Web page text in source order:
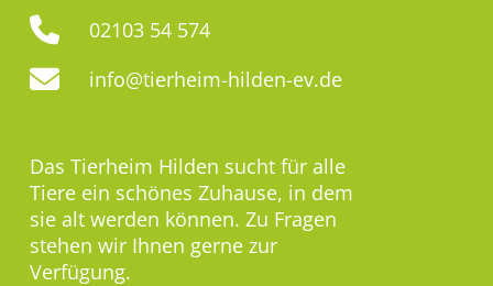
02103 54 574
info@tierheim-hilden-ev.de
Das Tierheim Hilden sucht für alle
Tiere ein schönes Zuhause, in dem
sie alt werden können. Zu Fragen
stehen wir Ihnen gerne zur
Verfügung.